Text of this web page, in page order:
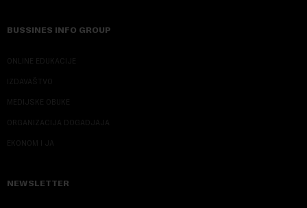
BUSSINES INFO GROUP
ONLINE EDUKACIJE
IZDAVAŠTVO
MEDIJSKE OBUKE
ORGANIZACIJA DOGADJAJA
EKONOM I JA
NEWSLETTER